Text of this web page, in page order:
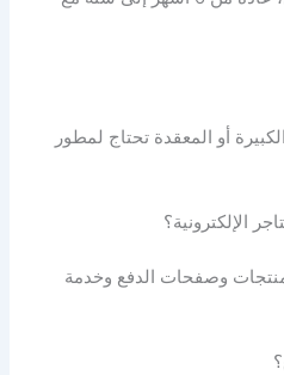
أو المعقدة تحتاج لمطور
الإلكترونية؟
وصفحات الدفع وخدمة